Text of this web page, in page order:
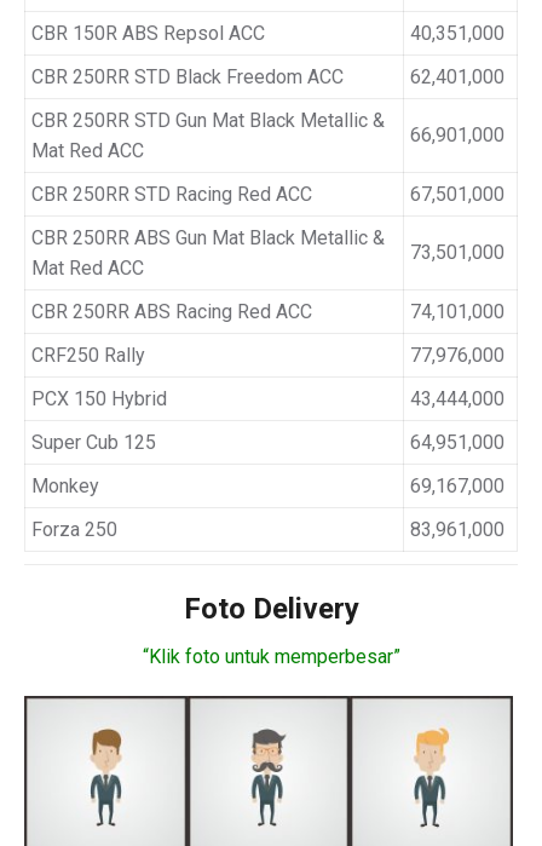
CBR 150R ABS Repsol ACC
40,351,000
CBR 250RR STD Black Freedom ACC
62,401,000
CBR 250RR STD Gun Mat Black Metallic &
Mat Red ACC
66,901,000
CBR 250RR STD Racing Red ACC
67,501,000
CBR 250RR ABS Gun Mat Black Metallic &
Mat Red ACC
73,501,000
CBR 250RR ABS Racing Red ACC
74,101,000
CRF250 Rally
77,976,000
PCX 150 Hybrid
43,444,000
Super Cub 125
64,951,000
Monkey
69,167,000
Forza 250
83,961,000
Foto Delivery
“Klik foto untuk memperbesar”